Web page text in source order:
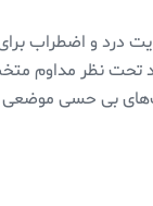
درد و اضطراب
تحت نظر مداوم
بی حسی موضعی